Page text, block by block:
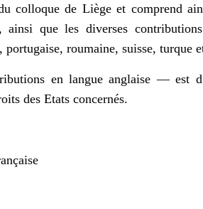
colloque de Liège et comprend
ainsi que les diverses
portugaise, roumaine, suisse,
en langue anglaise — est
des Etats concernés.